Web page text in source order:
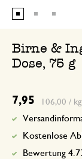
Birne &
Dose, 75 g
7,95 106,00 / kg
Kostenlose
Bewertung